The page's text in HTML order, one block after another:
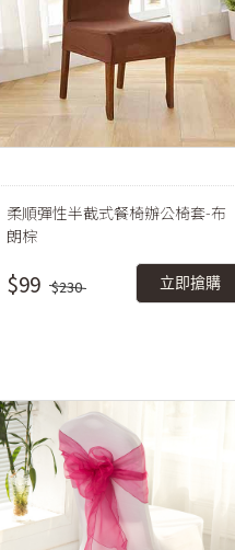
柔順彈性半截式餐椅辦公椅套-布
朗棕
$99 $230 立即搶購